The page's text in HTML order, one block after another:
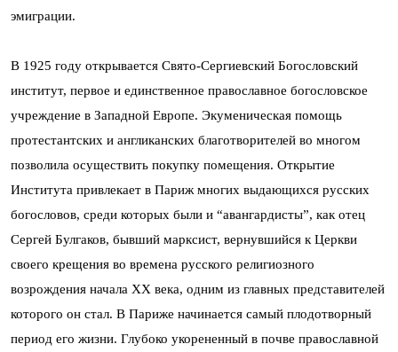
эмиграции.
В 1925 году открывается Свято-Сергиевский Богословский
институт, первое и единственное православное богословское
учреждение в Западной Европе. Экуменическая помощь
протестантских и англиканских благотворителей во многом
позволила осуществить покупку помещения. Открытие
Института привлекает в Париж многих выдающихся русских
богословов, среди которых были и “авангардисты”, как отец
Сергей Булгаков, бывший марксист, вернувшийся к Церкви
своего крещения во времена русского религиозного
возрождения начала XX века, одним из главных представителей
которого он стал. В Париже начинается самый плодотворный
период его жизни. Глубоко укорененный в почве православной